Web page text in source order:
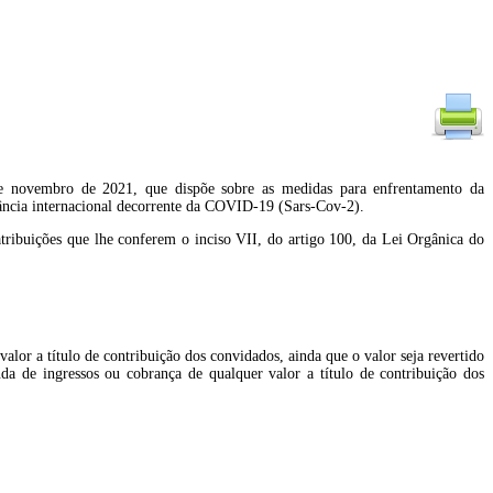
de 2021, que dispõe sobre as medidas para enfrentamento da
internacional decorrente da COVID-19 (Sars-Cov-2).
que lhe conferem o inciso VII, do artigo 100, da Lei Orgânica do
a título de contribuição dos convidados, ainda que o valor seja revertido
de ingressos ou cobrança de qualquer valor a título de contribuição dos